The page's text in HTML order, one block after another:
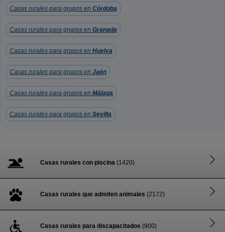
Casas rurales para grupos en Córdoba
Casas rurales para grupos en Granada
Casas rurales para grupos en Huelva
Casas rurales para grupos en Jaén
Casas rurales para grupos en Málaga
Casas rurales para grupos en Sevilla
Casas rurales con piscina (1420)
Casas rurales que admiten animales (2172)
Casas rurales para discapacitados (900)